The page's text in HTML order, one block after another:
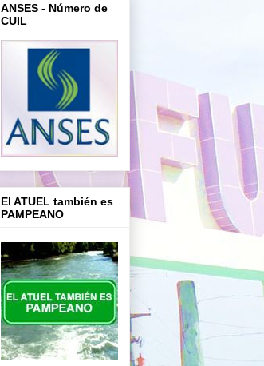
ANSES - Número de
CUIL
El ATUEL también es
PAMPEANO